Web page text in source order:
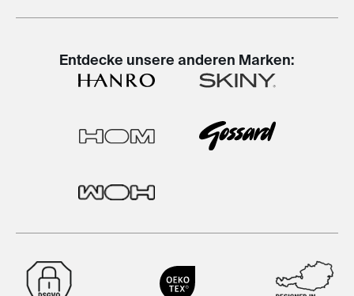
Entdecke unsere anderen Marken: